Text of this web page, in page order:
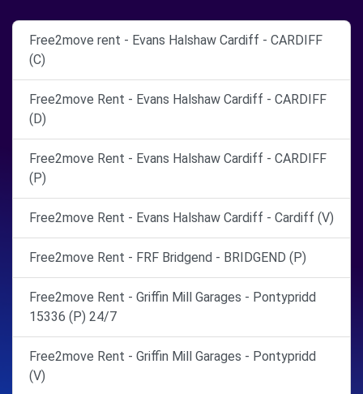
Free2move rent - Evans Halshaw Cardiff - CARDIFF
(C)
Free2move Rent - Evans Halshaw Cardiff - CARDIFF
(D)
Free2move Rent - Evans Halshaw Cardiff - CARDIFF
(P)
Free2move Rent - Evans Halshaw Cardiff - Cardiff (V)
Free2move Rent - FRF Bridgend - BRIDGEND (P)
Free2move Rent - Griffin Mill Garages - Pontypridd
15336 (P) 24/7
Free2move Rent - Griffin Mill Garages - Pontypridd
(V)